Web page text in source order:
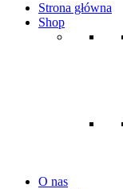
Strona główna
Shop
O nas